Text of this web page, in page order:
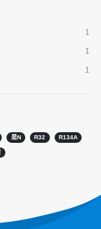
1
1
1
是N R32 R134A